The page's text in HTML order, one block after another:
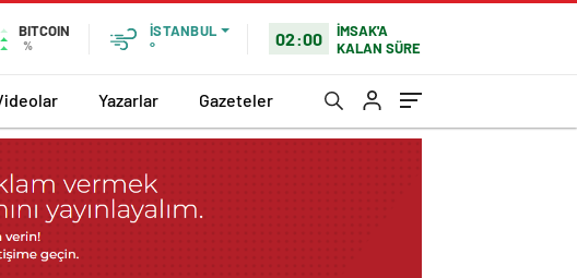
BITCOIN
%
İSTANBUL
°
02:00
İMSAK'A
KALAN SÜRE
Yazarlar Gazeteler